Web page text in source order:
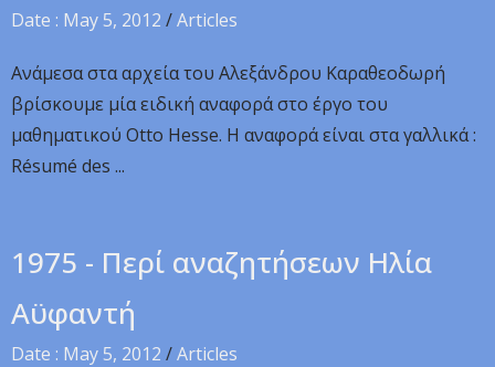
Date : May 5, 2012 /Articles
Ανάμεσα στα αρχεία του Αλεξάνδρου Καραθεοδωρή
βρίσκουμε μία ειδική αναφορά στο έργο του
μαθηματικού Otto Hesse. Η αναφορά είναι στα γαλλικά :
Résumé des ...
1975 - Περί αναζητήσεων Ηλία
Αϋφαντή
Date : May 5, 2012 /Articles